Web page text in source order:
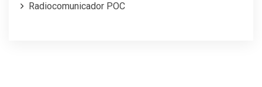
Radiocomunicador POC